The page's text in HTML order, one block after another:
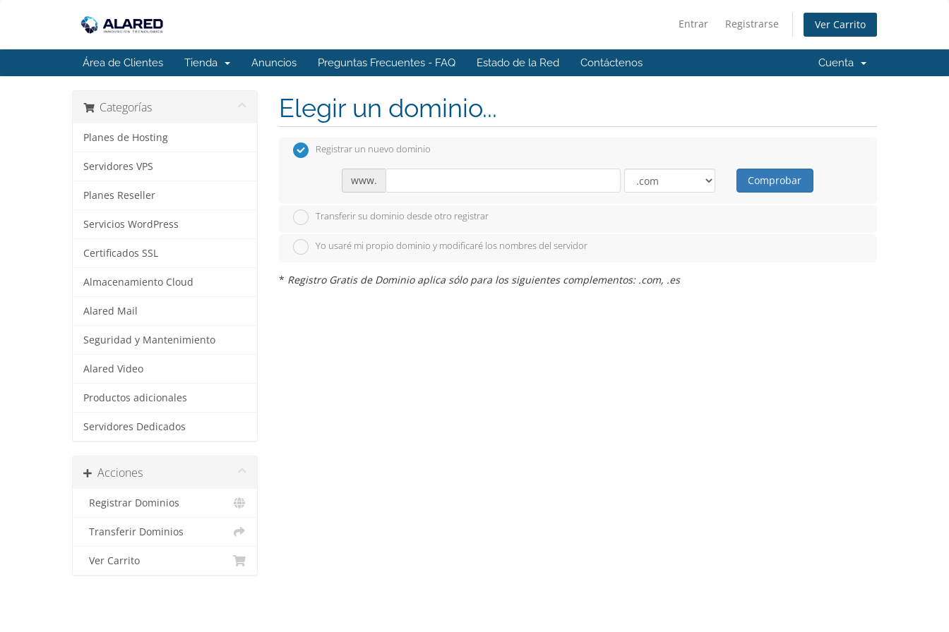
Entrar Registrarse Ver Carrito
Área de Clientes Tienda Anuncios Preguntas Frecuentes - FAQ Estado de la Red Contáctenos Cuenta
Categorías
Planes de Hosting
Servidores VPS
Planes Reseller
Servicios WordPress
Certificados SSL
Almacenamiento Cloud
Alared Mail
Seguridad y Mantenimiento
Alared Video
Productos adicionales
Servidores Dedicados
Acciones
Registrar Dominios
Transferir Dominios
Ver Carrito
Elegir un dominio...
Registrar un nuevo dominio
www. Comprobar
Transferir su dominio desde otro registrar
Yo usaré mi propio dominio y modificaré los nombres del servidor
* Registro Gratis de Dominio aplica sólo para los siguientes complementos: .com, .es